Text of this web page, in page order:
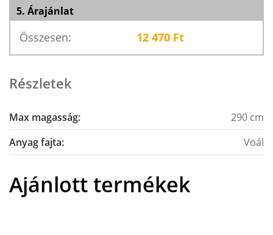
5. Árajánlat
Összesen: 12 470 Ft
Részletek
Max magasság:
290 cm
Anyag fajta:
Voál
Ajánlott termékek